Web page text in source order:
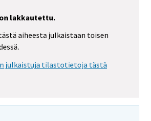
lakkautettu.
aiheesta julkaistaan toisen
julkaistuja tilastotietoja tästä